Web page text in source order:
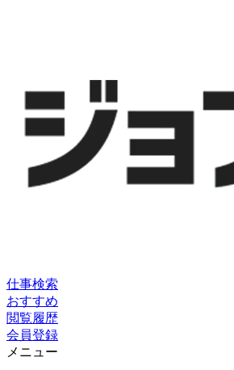
仕事検索
おすすめ
閲覧履歴
会員登録
メニュー